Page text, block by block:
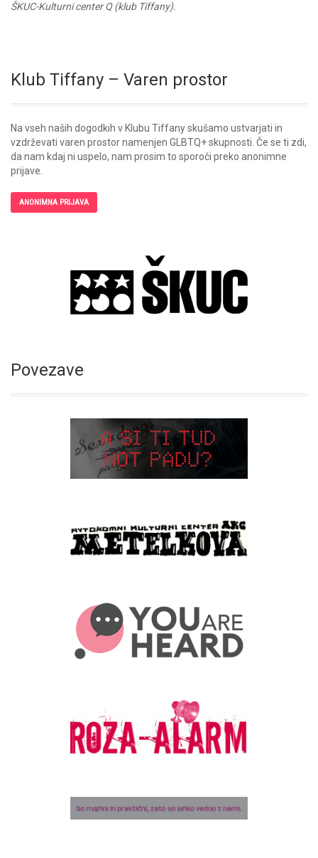
ŠKUC-Kulturni center Q (klub Tiffany).
Klub Tiffany – Varen prostor
Na vseh naših dogodkih v Klubu Tiffany skušamo ustvarjati in
vzdrževati varen prostor namenjen GLBTQ+ skupnosti. Če se ti zdi,
da nam kdaj ni uspelo, nam prosim to sporoči preko anonimne
prijave.
ANONIMNA PRIJAVA
Povezave